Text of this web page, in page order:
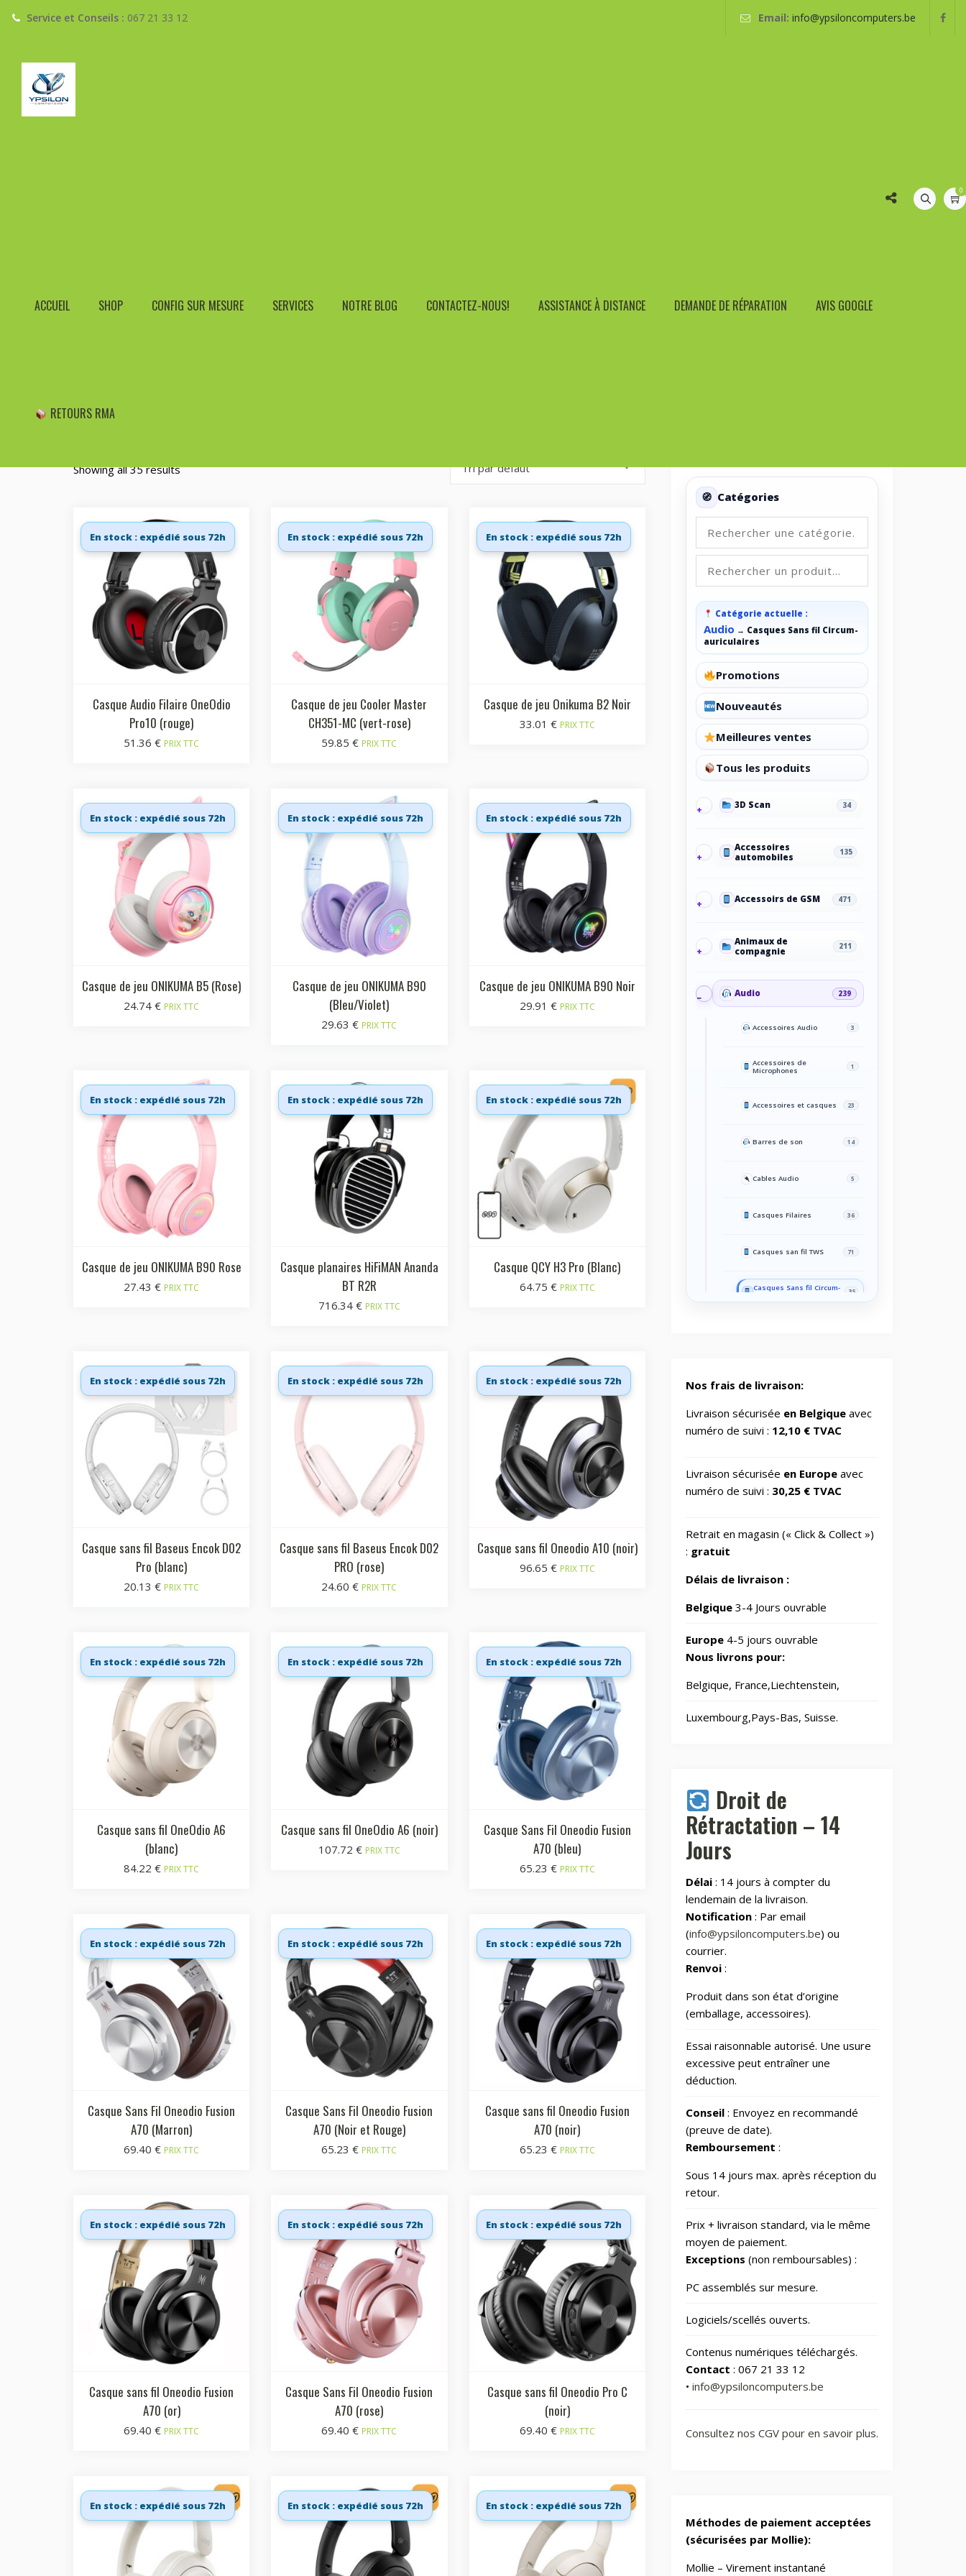
Service et Conseils : 067 21 33 12 Email: info@ypsiloncomputers.be
0
ACCUEIL SHOP CONFIG SUR MESURE SERVICES NOTRE BLOG CONTACTEZ-NOUS! ASSISTANCE À DISTANCE DEMANDE DE RÉPARATION AVIS GOOGLE
RETOURS RMA
service après-vente : 067 21 33 12
DOWNLOAD CATEGORY CATALOG
Showing all 35 results Tri par défaut
En stock : expédié sous 72h
Casque Audio Filaire OneOdio
Pro10 (rouge)
51.36€ PRIX TTC
En stock : expédié sous 72h
Casque de jeu Cooler Master
CH351-MC (vert-rose)
59.85€ PRIX TTC
En stock : expédié sous 72h
Casque de jeu Onikuma B2 Noir
33.01 € PRIX TTC
En stock : expédié sous 72h
Casque de jeu ONIKUMA B5 (Rose)
24.74€ PRIX TTC
En stock : expédié sous 72h
Casque de jeu ONIKUMA B90
(Bleu/Violet)
29.63€ PRIX TTC
En stock : expédié sous 72h
Casque de jeu ONIKUMA B90 Noir
29.91 € PRIX TTC
En stock : expédié sous 72h
Casque de jeu ONIKUMA B90 Rose
27.43€ PRIX TTC
En stock : expédié sous 72h
Casque planaires HiFiMAN Ananda
BT R2R
716.34 € PRIX TTC
En stock : expédié sous 72h
Casque QCY H3 Pro (Blanc)
64.75 € PRIX TTC
En stock : expédié sous 72h
Casque sans fil Baseus Encok D02
Pro (blanc)
20.13€ PRIX TTC
En stock : expédié sous 72h
Casque sans fil Baseus Encok D02
PRO (rose)
24.60€ PRIX TTC
En stock : expédié sous 72h
Casque sans fil Oneodio A10 (noir)
96.65 € PRIX TTC
En stock : expédié sous 72h
Casque sans fil OneOdio A6
(blanc)
84.22€ PRIX TTC
En stock : expédié sous 72h
Casque sans fil OneOdio A6 (noir)
107.72 € PRIX TTC
En stock : expédié sous 72h
Casque Sans Fil Oneodio Fusion
A70 (bleu)
65.23 € PRIX TTC
En stock : expédié sous 72h
Casque Sans Fil Oneodio Fusion
A70 (Marron)
69.40€ PRIX TTC
En stock : expédié sous 72h
Casque Sans Fil Oneodio Fusion
A70 (Noir et Rouge)
65.23€ PRIX TTC
En stock : expédié sous 72h
Casque sans fil Oneodio Fusion
A70 (noir)
65.23 € PRIX TTC
En stock : expédié sous 72h
Casque sans fil Oneodio Fusion
A70 (or)
69.40€ PRIX TTC
En stock : expédié sous 72h
Casque Sans Fil Oneodio Fusion
A70 (rose)
69.40€ PRIX TTC
En stock : expédié sous 72h
Casque sans fil Oneodio Pro C
(noir)
69.40 € PRIX TTC
En stock : expédié sous 72h En stock : expédié sous 72h En stock : expédié sous 72h
Panier
Catégories
Catégorie actuelle :
Audio → Casques Sans fil Circum-
auriculaires
Promotions
Nouveautés
Meilleures ventes
Tous les produits
3D Scan 34
Accessoires
automobiles
135
Accessoirs de GSM 471
Animaux de
compagnie
211
Audio 239
Accessoires Audio 3
Accessoires de
Microphones
1
Accessoires et casques 23
Barres de son 14
Cables Audio 5
Casques Filaires 36
Casques san fil TWS 71
Casques Sans fil Circum-
auriculaires
35
portables
Copaco
Drones
Énergie
Energy/Off-grid power
Gaming/Speakers
Accessories/Tempered
protectors/For
Impression 3D 370
Jardin 69
découpeuses
55
Maison & Cuisine
Maison connectée 604
Montres & Rings
Outdoor
Nos frais de livraison:
Livraison sécurisée en Belgiqueavec
numéro de suivi : 12,10 € TVAC
Livraison sécurisée en Europeavec
numéro de suivi : 30,25 € TVAC
Retrait en magasin (« Click & Collect »)
: gratuit
Délais de livraison :
Belgique3-4 Jours ouvrable
Europe4-5 jours ouvrable
Nous livrons pour:
Belgique, France,Liechtenstein,
Luxembourg,Pays-Bas, Suisse.
Droit de
Rétractation – 14
Jours
Délai: 14 jours à compter du
lendemain de la livraison.
Notification: Par email
(info@ypsiloncomputers.be) ou
courrier.
Renvoi:
Produit dans son état d’origine
(emballage, accessoires).
Essai raisonnable autorisé. Une usure
excessive peut entraîner une
déduction.
Conseil: Envoyez en recommandé
(preuve de date).
Remboursement :
Sous 14 jours max. après réception du
retour.
Prix + livraison standard, via le même
moyen de paiement.
Exceptions (non remboursables) :
PC assemblés sur mesure.
Logiciels/scellés ouverts.
Contenus numériques téléchargés.
Contact : 067 21 33 12
• info@ypsiloncomputers.be
Consultez nos CGV pour en savoir plus.
Méthodes de paiement acceptées
(sécurisées par Mollie):
Mollie – Virement instantané